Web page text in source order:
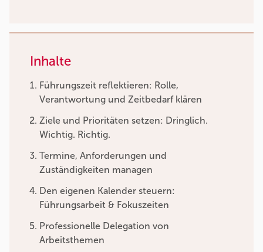
Inhalte
Führungszeit reflektieren: Rolle,
Verantwortung und Zeitbedarf klären
Ziele und Prioritäten setzen: Dringlich.
Wichtig. Richtig.
Termine, Anforderungen und
Zuständigkeiten managen
Den eigenen Kalender steuern:
Führungsarbeit & Fokuszeiten
Professionelle Delegation von
Arbeitsthemen